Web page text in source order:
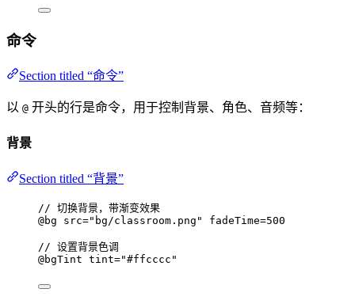
命令
Section titled “命令”
以 @ 开头的行是命令，用于控制背景、角色、音频等：
背景
Section titled “背景”
// 切换背景，带渐变效果
@bg
src="bg/classroom.png" fadeTime=500
// 设置背景色调
@bgTint tint="#ffcccc"